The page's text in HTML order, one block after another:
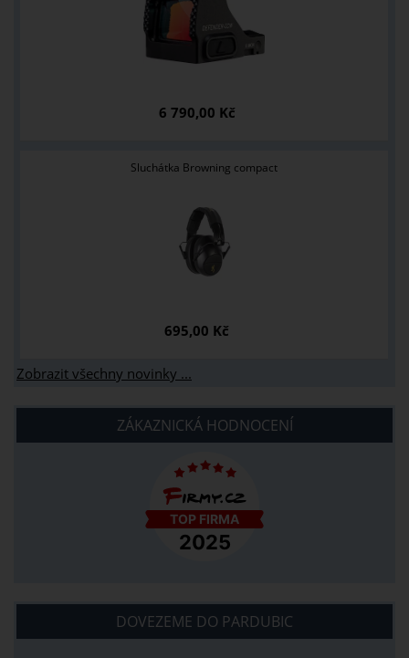
6 790,00 Kč
Sluchátka Browning compact
695,00 Kč
Zobrazit všechny novinky ...
ZÁKAZNICKÁ HODNOCENÍ
DOVEZEME DO PARDUBIC